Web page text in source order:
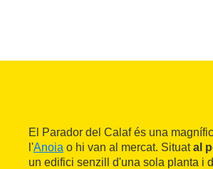
El Parador del Calaf és una
l'Anoia o hi van al mercat. Situatal
un edifici senzill d'una sola planta i